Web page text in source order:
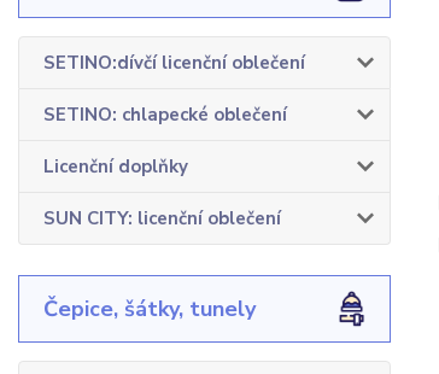
SETINO:dívčí licenční oblečení
SETINO: chlapecké oblečení
Licenční doplňky
SUN CITY: licenční oblečení
Čepice, šátky, tunely